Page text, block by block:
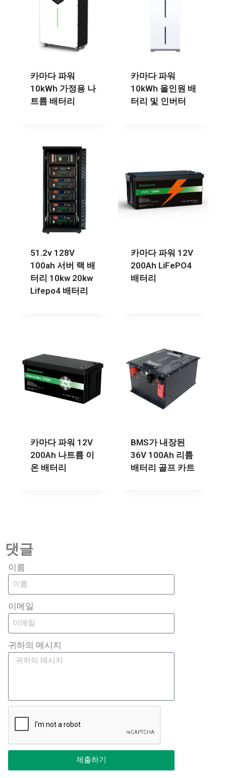
카마다 파워
10kWh 가정용 나
트륨 배터리
카마다 파워
10kWh 올인원 배
터리 및 인버터
51.2v 128V
100ah 서버 랙 배
터리 10kw 20kw
Lifepo4 배터리
카마다 파워 12V
200Ah LiFePO4
배터리
카마다 파워 12V
200Ah 나트륨 이
온 배터리
BMS가 내장된
36V 100Ah 리튬
배터리 골프 카트
댓글
이름
이메일
귀하의 메시지
제출하기